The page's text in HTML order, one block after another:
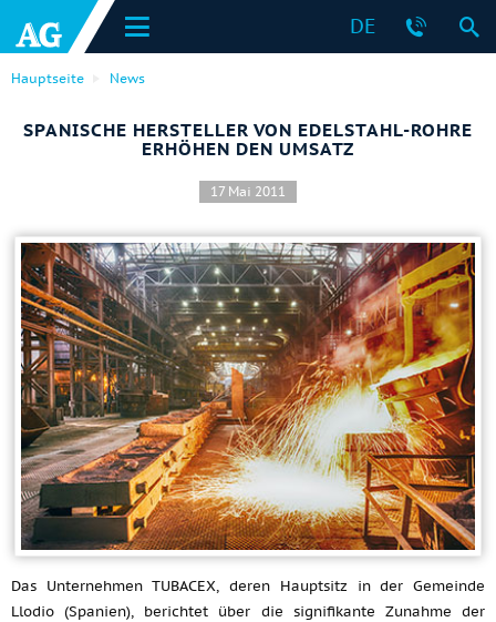
DE
Hauptseite News
SPANISCHE HERSTELLER VON EDELSTAHL-ROHRE
ERHÖHEN DEN UMSATZ
17 Mai 2011
Das Unternehmen TUBACEX, deren Hauptsitz in der Gemeinde
Llodio (Spanien), berichtet über die signifikante Zunahme der